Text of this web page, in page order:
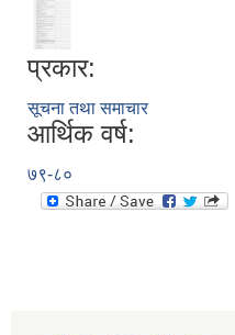
प्रकार:
सूचना तथा समाचार
आर्थिक वर्ष:
७९-८०